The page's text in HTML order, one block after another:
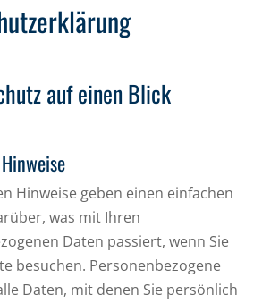
auf einen Blick
Hinweise geben einen einfachen
was mit Ihren
Daten passiert, wenn Sie
besuchen. Personenbezogene
Daten, mit denen Sie persönlich